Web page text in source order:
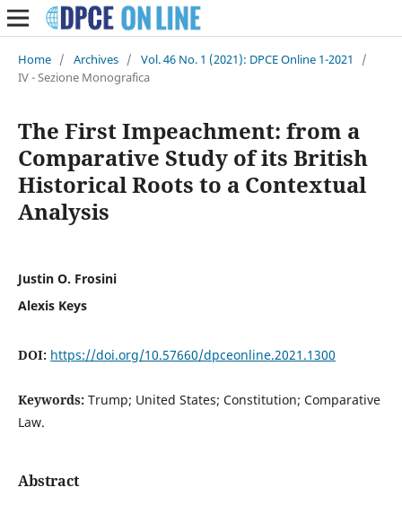
Home / Archives / Vol. 46 No. 1 (2021): DPCE Online 1-2021
/
IV - Sezione Monografica
The First Impeachment: from a
Comparative Study of its British
Historical Roots to a Contextual
Analysis
Justin O. Frosini
Alexis Keys
DOI: https://doi.org/10.57660/dpceonline.2021.1300
Keywords: Trump; United States; Constitution; Comparative
Law.
Abstract